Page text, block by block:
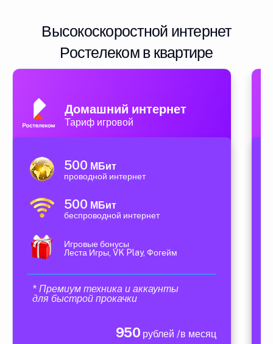
Высокоскоростной интернет
Ростелеком в квартире
Домашний интернет
Тариф игровой
500 МБит
проводной интернет
500 МБит
беспроводной интернет
Игровые бонусы
Леста Игры, VK Play, Фогейм
* Премиум техника и аккаунты
для быстрой прокачки
950 рублей /в месяц